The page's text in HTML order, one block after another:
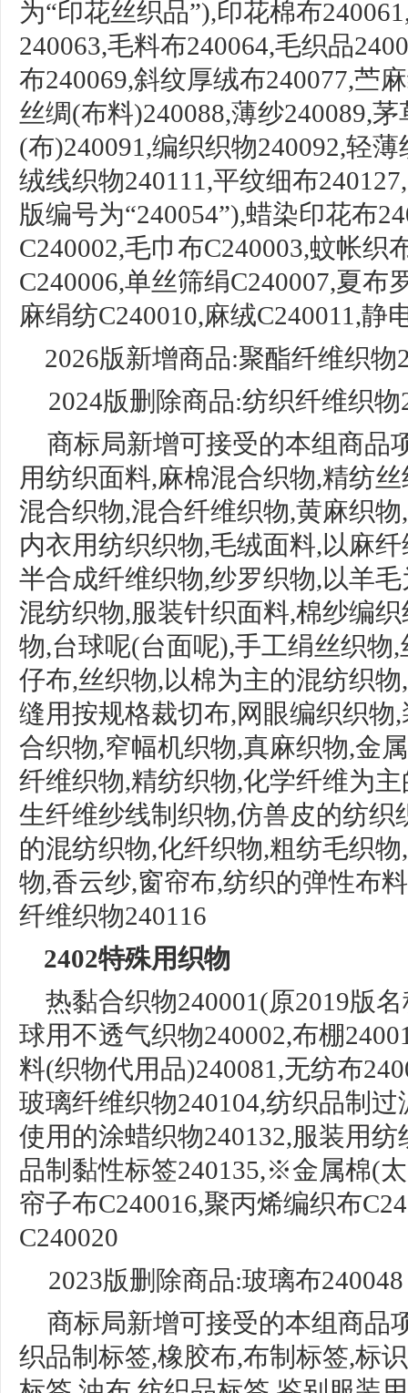
为“印花丝织品”),印花棉布
240063,毛料布240064,毛织品
布240069,斜纹厚绒布240077,苎
丝绸(布料)240088,薄纱240089,
(布)240091,编织织物240092,轻薄
绒线织物240111,平纹细布
版编号为“240054”),蜡染印花布
C240002,毛巾布C240003,蚊帐织
C240006,单丝筛绢C240007,夏布
麻绢纺C240010,麻绒C240011,静
2026版新增商品:聚酯纤维织物
2024版删除商品:纺织纤维织物
商标局新增可接受的本组商品
用纺织面料,麻棉混合织物,精纺
混合织物,混合纤维织物,黄麻织
内衣用纺织织物,毛绒面料,以麻
半合成纤维织物,纱罗织物,以羊
混纺织物,服装针织面料,棉纱编
物,台球呢(台面呢),手工绢丝织物,
仔布,丝织物,以棉为主的混纺织物,
缝用按规格裁切布,网眼编织织物
合织物,窄幅机织物,真麻织物,金
纤维织物,精纺织物,化学纤维为
生纤维纱线制织物,仿兽皮的纺织
的混纺织物,化纤织物,粗纺毛织
物,香云纱,窗帘布,纺织的弹性布料
纤维织物240116
2402特殊用织物
热黏合织物240001(原2019版
球用不透气织物240002,布棚
料(织物代用品)240081,无纺布
玻璃纤维织物240104,纺织品制过
使用的涂蜡织物240132,服装用纺
品制黏性标签240135,※金属棉(
帘子布C240016,聚丙烯编织布
C240020
2023版删除商品:玻璃布240048
商标局新增可接受的本组商品
织品制标签,橡胶布,布制标签,标